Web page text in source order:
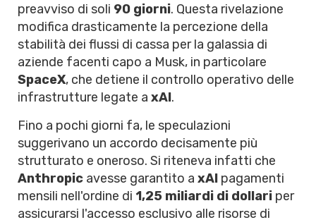
preavviso di soli 90 giorni. Questa rivelazione
modifica drasticamente la percezione della
stabilità dei flussi di cassa per la galassia di
aziende facenti capo a Musk, in particolare
SpaceX, che detiene il controllo operativo delle
infrastrutture legate a xAI.
Fino a pochi giorni fa, le speculazioni
suggerivano un accordo decisamente più
strutturato e oneroso. Si riteneva infatti che
Anthropic avesse garantito a xAI pagamenti
mensili nell'ordine di 1,25 miliardi di dollari per
assicurarsi l'accesso esclusivo alle risorse di